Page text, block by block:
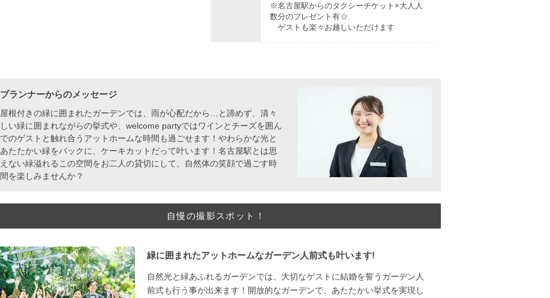
※名古屋駅からのタクシーチケット×大人人
数分のプレゼント有☆
ゲストも楽々お越しいただけます
プランナーからのメッセージ
屋根付きの緑に囲まれたガーデンでは、雨が心配だから…と諦めず、清々
しい緑に囲まれながらの挙式や、welcome partyではワインとチーズを囲ん
でのゲストと触れ合うアットホームな時間も過ごせます！やわらかな光と
あたたかい緑をバックに、ケーキカットだって叶います！名古屋駅とは思
えない緑溢れるこの空間をお二人の貸切にして、自然体の笑顔で過ごす時
間を楽しみませんか？
自慢の撮影スポット！
緑に囲まれたアットホームなガーデン人前式も叶います!
自然光と緑あふれるガーデンでは、大切なゲストに結婚を誓うガーデン人
前式も行う事が出来ます！開放的なガーデンで、あたたかい挙式を実現し